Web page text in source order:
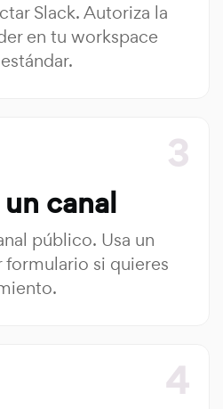
Slack. Autoriza la
en tu workspace
canal
público. Usa un
si quieres